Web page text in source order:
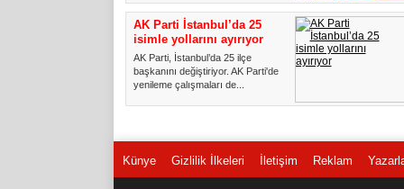
AK Parti İstanbul’da 25
isimle yollarını ayırıyor
AK Parti, İstanbul’da 25 ilçe
başkanını değiştiriyor. AK Parti'de
yenileme çalışmaları de...
Künye Gizlilik İlkeleri İletişim Reklam